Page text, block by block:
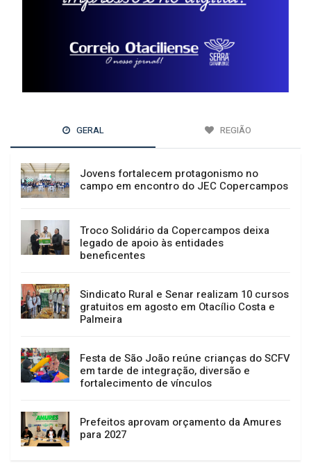
GERAL REGIÃO
Jovens fortalecem protagonismo no
campo em encontro do JEC Copercampos
Troco Solidário da Copercampos deixa
legado de apoio às entidades
beneficentes
Sindicato Rural e Senar realizam 10 cursos
gratuitos em agosto em Otacílio Costa e
Palmeira
Festa de São João reúne crianças do SCFV
em tarde de integração, diversão e
fortalecimento de vínculos
Prefeitos aprovam orçamento da Amures
para 2027